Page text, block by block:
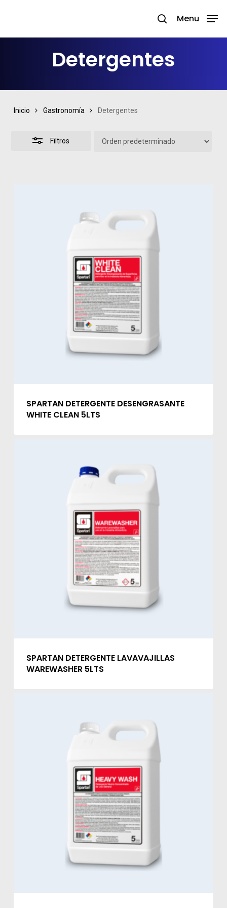
main
search
Menu
Detergentes
Inicio Gastronomía Detergentes
Filtros
Close
Filters
SPARTAN DETERGENTE DESENGRASANTE
WHITE CLEAN 5LTS
SPARTAN DETERGENTE LAVAVAJILLAS
WAREWASHER 5LTS